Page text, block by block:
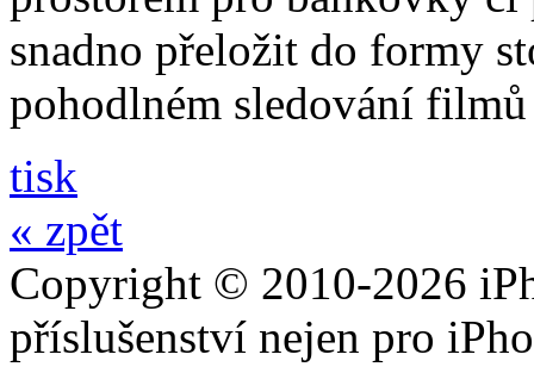
snadno přeložit do formy
pohodlném sledování
tisk
« zpět
Copyright © 2010-2026
příslušenství nejen pro